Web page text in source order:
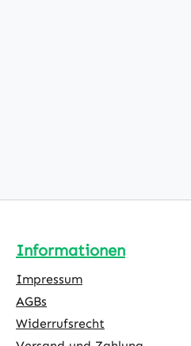
Informationen
Impressum
AGBs
Widerrufsrecht